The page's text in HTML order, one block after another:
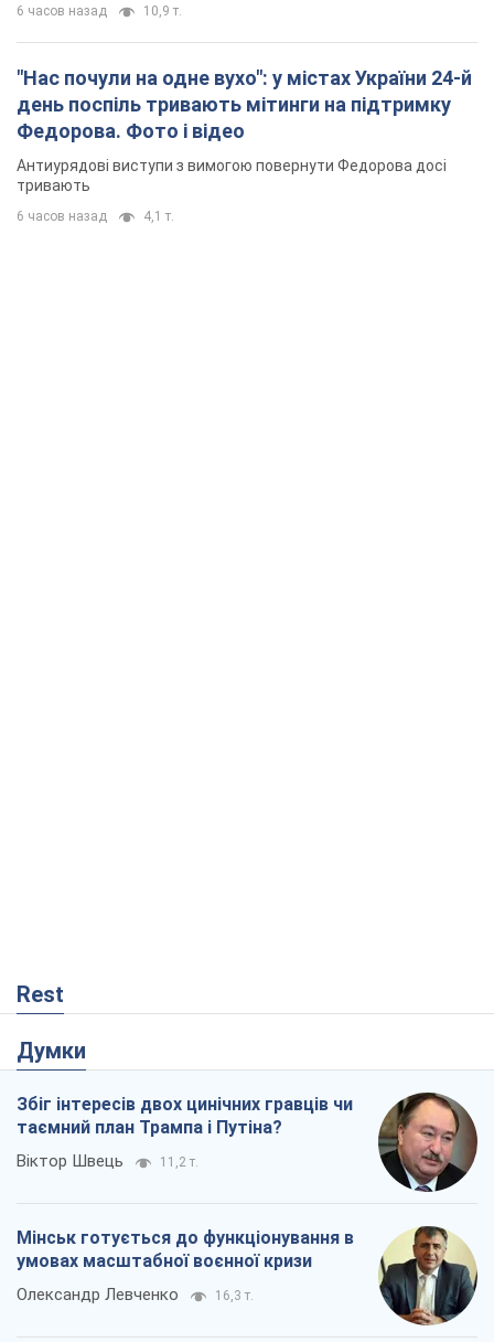
6 часов назад 10,9 т.
"Нас почули на одне вухо": у містах України 24-й
день поспіль тривають мітинги на підтримку
Федорова. Фото і відео
Антиурядові виступи з вимогою повернути Федорова досі
тривають
6 часов назад 4,1 т.
Rest
Думки
Збіг інтересів двох цинічних гравців чи
таємний план Трампа і Путіна?
Віктор Швець 11,2 т.
Мінськ готується до функціонування в
умовах масштабної воєнної кризи
Олександр Левченко 16,3 т.